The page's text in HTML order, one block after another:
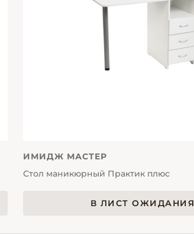
ИМИДЖ МАСТЕР
Стол маникюрный Практик плюс
В ЛИСТ ОЖИДАНИЯ